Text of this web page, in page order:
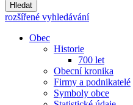
Hledat
rozšířené vyhledávání
Obec
Historie
700 let
Obecní kronika
Firmy a podnikatelé
Symboly obce